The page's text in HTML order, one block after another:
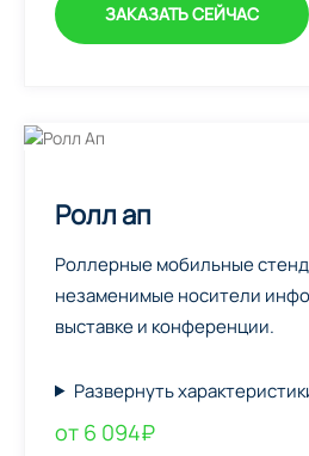
ЗАКАЗАТЬ СЕЙЧАС
Ролл ап
Роллерные мобильные
незаменимые носители
выставке и конференции.
Развернуть
от 6 094₽